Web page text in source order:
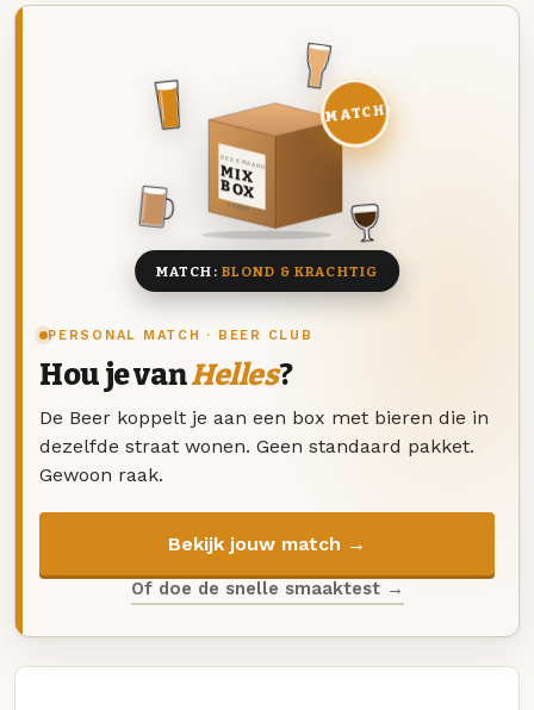
PERSONAL MATCH · BEER CLUB
Hou je vanHelles?
De Beer koppelt je aan een box met bieren die in
dezelfde straat wonen. Geen standaard pakket.
Gewoon raak.
Bekijk jouw match →
Of doe de snelle smaaktest →
DEZE MAAND
MIX
BOX
8 BIEREN
MATCH
MATCH: BLOND & KRACHTIG